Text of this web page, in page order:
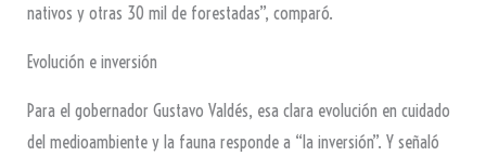
nativos y otras 30 mil de forestadas”, comparó.
Evolución e inversión
Para el gobernador Gustavo Valdés, esa clara evolución en cuidado
del medioambiente y la fauna responde a “la inversión”. Y señaló